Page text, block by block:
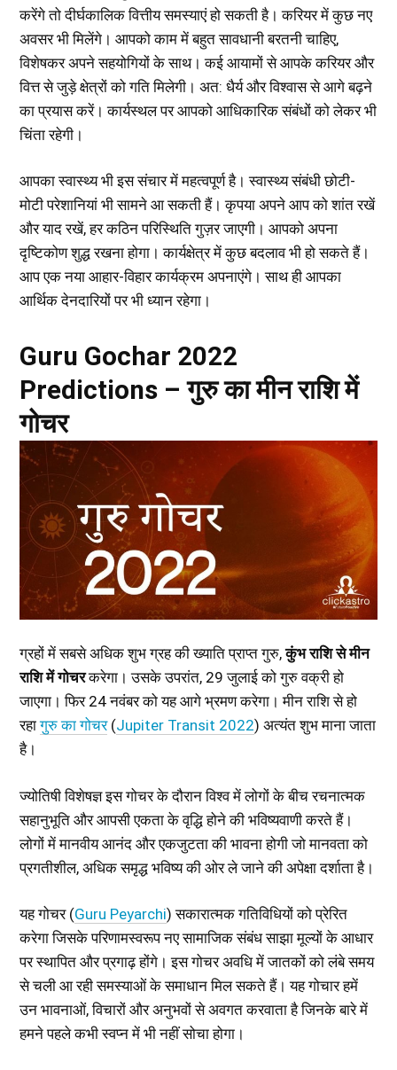
करेंगे तो दीर्घकालिक वित्तीय समस्याएं हो सकती है। करियर में कुछ नए
अवसर भी मिलेंगे। आपको काम में बहुत सावधानी बरतनी चाहिए,
विशेषकर अपने सहयोगियों के साथ। कई आयामों से आपके करियर और
वित्त से जुड़े क्षेत्रों को गति मिलेगी। अत: धैर्य और विश्वास से आगे बढ़ने
का प्रयास करें। कार्यस्थल पर आपको आधिकारिक संबंधों को लेकर भी
चिंता रहेगी।
आपका स्वास्थ्य भी इस संचार में महत्वपूर्ण है। स्वास्थ्य संबंधी छोटी-
मोटी परेशानियां भी सामने आ सकती हैं। कृपया अपने आप को शांत रखें
और याद रखें, हर कठिन परिस्थिति गुज़र जाएगी। आपको अपना
दृष्टिकोण शुद्ध रखना होगा। कार्यक्षेत्र में कुछ बदलाव भी हो सकते हैं।
आप एक नया आहार-विहार कार्यक्रम अपनाएंगे। साथ ही आपका
आर्थिक देनदारियों पर भी ध्यान रहेगा।
Guru Gochar 2022
Predictions – गुरु का मीन राशि में
गोचर
ग्रहों में सबसे अधिक शुभ ग्रह की ख्याति प्राप्त गुरु,कुंभ राशि से मीन
राशि में गोचरकरेगा। उसके उपरांत, 29 जुलाई को गुरु वक्री हो
जाएगा। फिर 24 नवंबर को यह आगे भ्रमण करेगा। मीन राशि से हो
रहागुरु का गोचर(Jupiter Transit 2022) अत्यंत शुभ माना जाता
है।
ज्योतिषी विशेषज्ञ इस गोचर के दौरान विश्व में लोगों के बीच रचनात्मक
सहानुभूति और आपसी एकता के वृद्धि होने की भविष्यवाणी करते हैं।
लोगों में मानवीय आनंद और एकजुटता की भावना होगी जो मानवता को
प्रगतीशील, अधिक समृद्ध भविष्य की ओर ले जाने की अपेक्षा दर्शाता है।
यह गोचर (Guru Peyarchi) सकारात्मक गतिविधियों को प्रेरित
करेगा जिसके परिणामस्वरूप नए सामाजिक संबंध साझा मूल्यों के आधार
पर स्थापित और प्रगाढ़ होंगे। इस गोचर अवधि में जातकों को लंबे समय
से चली आ रही समस्याओं के समाधान मिल सकते हैं। यह गोचार हमें
उन भावनाओं, विचारों और अनुभवों से अवगत करवाता है जिनके बारे में
हमने पहले कभी स्वप्न में भी नहीं सोचा होगा।